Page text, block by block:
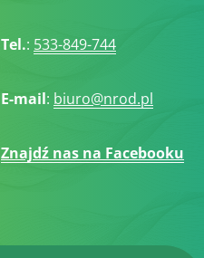
Tel.: 533-849-744
E-mail: biuro@nrod.pl
Znajdź nas na Facebooku